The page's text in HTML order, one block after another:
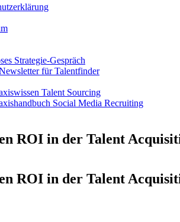
Strategie-Gespräch
für Talentfinder
Talent Sourcing
Social Media Recruiting
ROI in der Talent
ROI in der Talent